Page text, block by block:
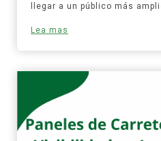
llegar a un público más
Lea mas